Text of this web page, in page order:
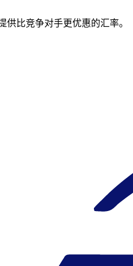
供比竞争对手更优惠的汇率。